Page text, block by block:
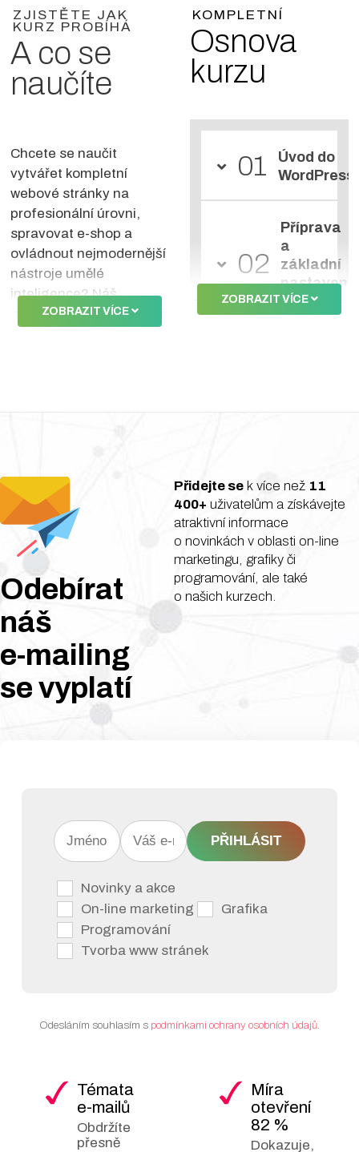
ZJISTĚTE JAK
KURZ PROBÍHÁ
A co se
naučíte
Chcete se naučit
vytvářet kompletní
webové stránky na
profesionální úrovni,
spravovat e-shop a
ovládnout nejmodernější
nástroje umělé
inteligence? Náš
komplexní 50hodinový
autonomního webu,
který za vás sám píše
články a analyzuje data
Co se na kurzu
profesionální tvorby
webu WordPress
naučíte?
Kompletní správa
webu: Výběr domény,
hostingu, instalace
bez kódování: Výběr
a přizpůsobení
struktury webu,
navigačních menu a
plná optimalizace pro
mobilní zařízení
správa textů,
obrázků pro bleskové
načítání webu.
Rozšíření funkcí a E-
ZOBRAZIT VÍCE
KOMPLETNÍ
Osnova
kurzu
01
Úvod do
WordPress
02
Příprava
a
základní
nastavení
webu
04
správa
obsahu
05
média
08
pro
10
ZOBRAZIT VÍCE
Odebírat
náš
e-mailing
sevyplatí
Přidejte sek více než 11
400+ uživatelům a získávejte
atraktivní informace
o novinkách v oblasti on-line
marketingu, grafiky či
programování, ale také
o našich kurzech.
PŘIHLÁSIT
Novinky a akce
On-line marketing
Grafika
Programování
Tvorba www stránek
Odesláním souhlasím s podmínkami ochrany osobních údajů
Témata
e-mailů
Obdržíte
přesně
Míra
otevření
82 %
Dokazuje,